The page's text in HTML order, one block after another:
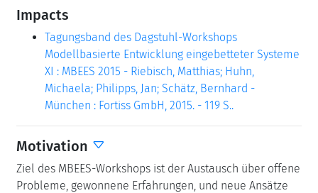
Impacts
Tagungsband des Dagstuhl-Workshops
Modellbasierte Entwicklung eingebetteter Systeme
XI : MBEES 2015 - Riebisch, Matthias; Huhn,
Michaela; Philipps, Jan; Schätz, Bernhard -
München : Fortiss GmbH, 2015. - 119 S..
Motivation
Ziel des MBEES-Workshops ist der Austausch über offene
Probleme, gewonnene Erfahrungen, und neue Ansätze